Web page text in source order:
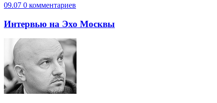
09.07 0 комментариев
Интервью на Эхо Москвы